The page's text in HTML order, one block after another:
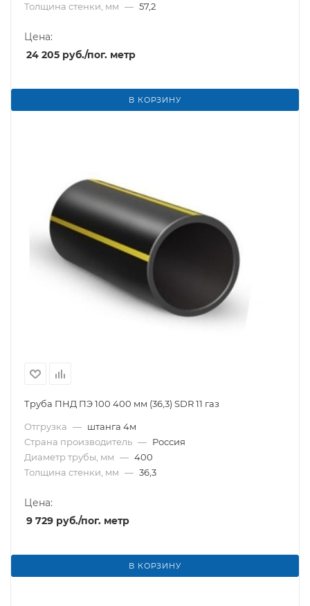
Толщина стенки, мм — 57,2
Цена:
24 205 руб./пог. метр
В КОРЗИНУ
Труба ПНД ПЭ 100 400 мм (36,3) SDR 11 газ
Отгрузка — штанга 4м
Страна производитель — Россия
Диаметр трубы, мм — 400
Толщина стенки, мм — 36,3
Цена:
9 729 руб./пог. метр
В КОРЗИНУ